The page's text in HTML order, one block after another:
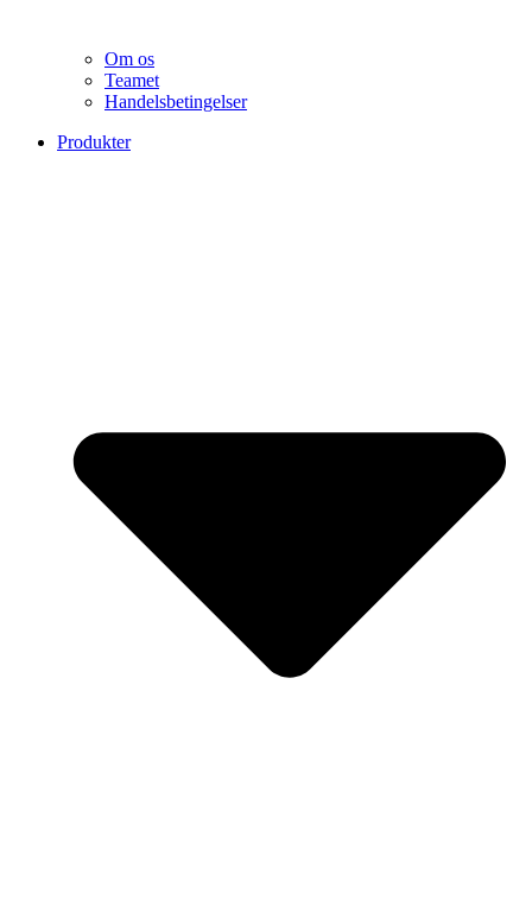
Om os
Teamet
Handelsbetingelser
Produkter